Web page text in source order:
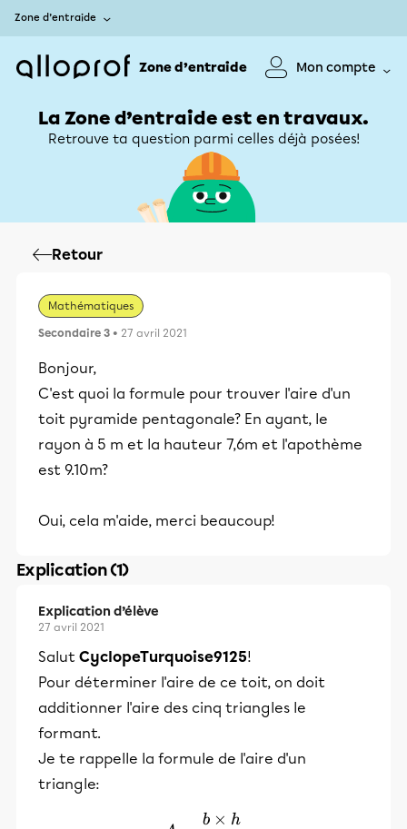
Zone d’entraide
Zone d’entraide Mon compte
La Zone d’entraide est en travaux.
Retrouve ta question parmi celles déjà posées!
Retour
Mathématiques
Secondaire 3 • 27 avril 2021
Bonjour,
C'est quoi la formule pour trouver l'aire d'un
toit pyramide pentagonale? En ayant, le
rayon à 5 m et la hauteur 7,6m et l'apothème
est 9.10m?
Oui, cela m'aide, merci beaucoup!
Explication (1)
Explication d’élève
27 avril 2021
Salut CyclopeTurquoise9125!
Pour déterminer l'aire de ce toit, on doit
additionner l'aire des cinq triangles le
formant.
Je te rappelle la formule de l'aire d'un
triangle:
A = \frac{b \times h}{2}
b × h